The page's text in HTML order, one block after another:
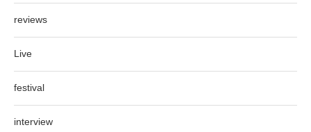
reviews
Live
festival
interview